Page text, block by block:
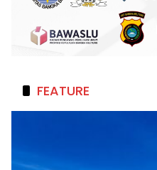
FEATURE